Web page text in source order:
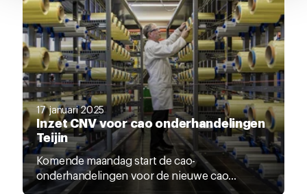
17 januari 2025
Inzet CNV voor cao onderhandelingen
Teijin
Komende maandag start de cao-
onderhandelingen voor de nieuwe cao...